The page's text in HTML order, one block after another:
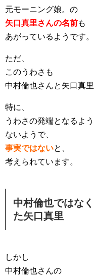
元モーニング娘。の
矢口真里さんの名前も
あがっているようです。
ただ、
このうわさも
中村倫也さんと矢口真
特に、
うわさの発端となるよ
ないようで、
事実ではないと、
考えられています。
中村倫也ではな
た矢口真里
しかし
中村倫也さんの